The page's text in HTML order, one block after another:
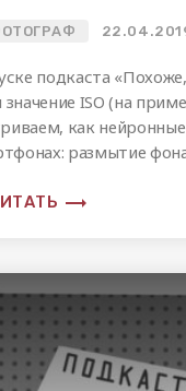
подкаста
ISO (на
как
размытие
trending_flat